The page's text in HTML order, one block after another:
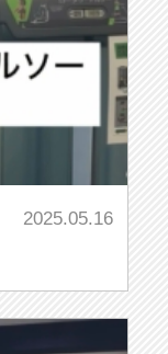
2025.05.16